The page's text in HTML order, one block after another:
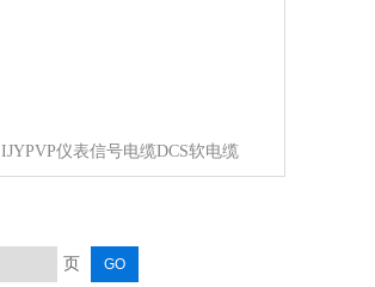
IJYPVP仪表信号电缆DCS软电缆
页